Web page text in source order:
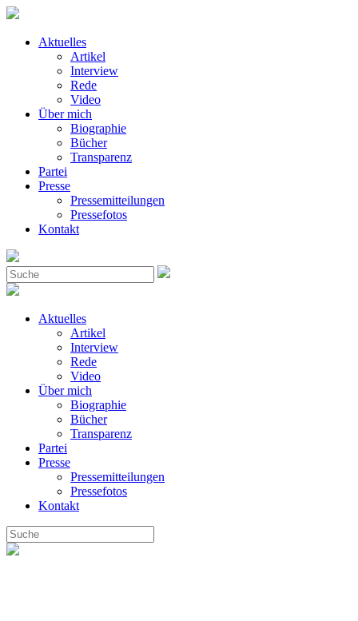
Aktuelles
Artikel
Interview
Rede
Video
Über mich
Biographie
Bücher
Transparenz
Partei
Presse
Pressemitteilungen
Pressefotos
Kontakt
Aktuelles
Artikel
Interview
Rede
Video
Über mich
Biographie
Bücher
Transparenz
Partei
Presse
Pressemitteilungen
Pressefotos
Kontakt